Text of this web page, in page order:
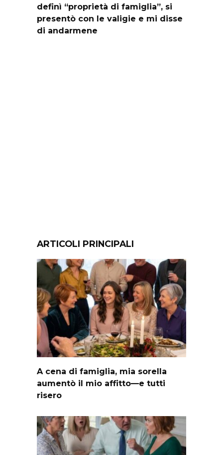
definì “proprietà di famiglia”, si
presentò con le valigie e mi disse
di andarmene
ARTICOLI PRINCIPALI
A cena di famiglia, mia sorella
aumentò il mio affitto—e tutti
risero